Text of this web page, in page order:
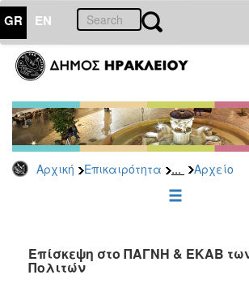
GR EN
Αρχική Επικαιρότητα ... Αρχείο
ΕΠΙΚΑΙΡΟΤΗΤΑ
Παρατάξεις
Αρχείο
ΕΠΙΣΚΕΠΤΗΣ
Επίσκεψη στο ΠΑΓΝΗ & ΕΚΑΒ
Πολιτών